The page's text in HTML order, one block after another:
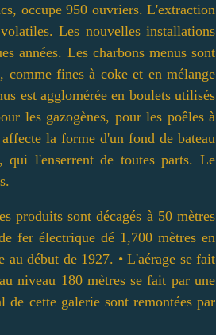
occupe 950 ouvriers. L'extraction
Les nouvelles installations
années. Les charbons menus sont
fines à coke et en mélange
est agglomérée en boulets utilisés
les gazogènes, pour les poêles à
la forme d'un fond de bateau
qui l'enserrent de toutes parts. Le
produits sont décagés à 50 mètres
fer électrique dé 1,700 mètres en
début de 1927. • L'aérage se fait
niveau 180 mètres se fait par une
de cette galerie sont remontées par